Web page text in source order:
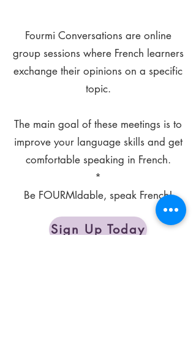
Fourmi Conversations are online
group sessions where French learners
exchange their opinions on a specific
topic.
The main goal of these meetings is to
improve your language skills and get
comfortable speaking in French.
*
Be FOURMIdable, speak French!
Sign Up Today